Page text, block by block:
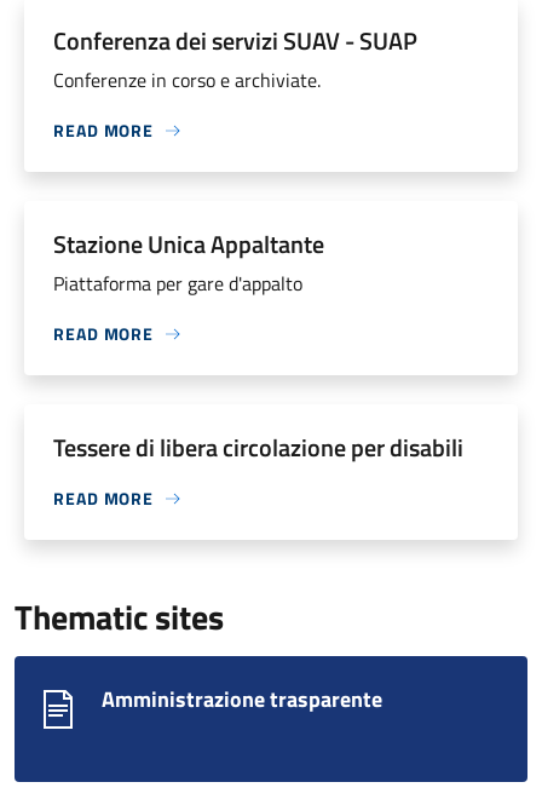
Conferenza dei servizi SUAV - SUAP
Conferenze in corso e archiviate.
READ MORE
Stazione Unica Appaltante
Piattaforma per gare d'appalto
READ MORE
Tessere di libera circolazione per disabili
READ MORE
Thematic sites
Amministrazione trasparente